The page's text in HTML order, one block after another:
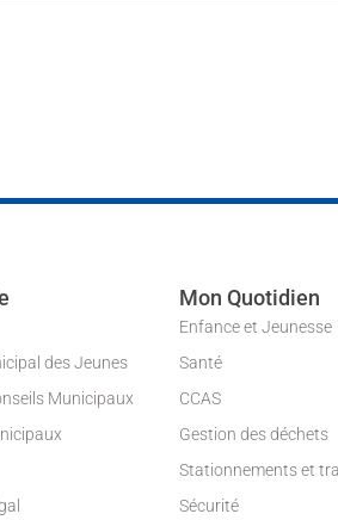
des Jeunes
Municipaux
Mon Quotidien
Enfance et Jeunesse
Santé
CCAS
Gestion des déchets
Stationnements et
Sécurité